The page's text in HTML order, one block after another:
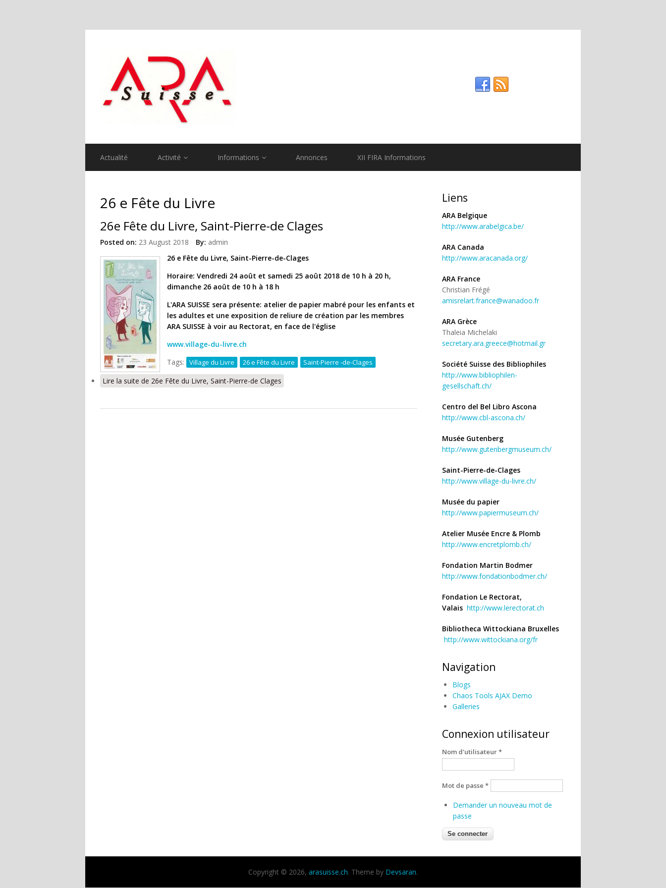
Actualité Activité Informations Annonces XII FIRA Informations
26 e Fête du Livre
26e Fête du Livre, Saint-Pierre-de Clages
Posted on: 23 August 2018 By: admin
26 e Fête du Livre, Saint-Pierre-de-Clages
Horaire: Vendredi 24 août et samedi 25 août 2018 de 10 h à 20 h,
dimanche 26 août de 10 h à 18 h
L'ARA SUISSE sera présente: atelier de papier mabré pour les enfants et
les adultes et une exposition de reliure de création par les membres
ARA SUISSE à voir au Rectorat, en face de l'église
www.village-du-livre.ch
Tags:
Village du Livre 26 e Fête du Livre Saint-Pierre -de-Clages
Lire la suite de 26e Fête du Livre, Saint-Pierre-de Clages
Liens
ARA Belgique
http://www.arabelgica.be/
ARA Canada
http://www.aracanada.org/
ARA France
Christian Frégé
amisrelart.france@wanadoo.fr
ARA Grèce
Thaleia Michelaki
secretary.ara.greece@hotmail.gr
Société Suisse des Bibliophiles
http://www.bibliophilen-
gesellschaft.ch/
Centro del Bel Libro Ascona
http://www.cbl-ascona.ch/
Musée Gutenberg
http://www.gutenbergmuseum.ch/
Saint-Pierre-de-Clages
http://www.village-du-livre.ch/
Musée du papier
http://www.papiermuseum.ch/
Atelier Musée Encre & Plomb
http://www.encretplomb.ch/
Fondation Martin Bodmer
http://www.fondationbodmer.ch/
Fondation Le Rectorat,
Valais http://www.lerectorat.ch
Bibliotheca Wittockiana Bruxelles
http://www.wittockiana.org/fr
Navigation
Blogs
Chaos Tools AJAX Demo
Galleries
Connexion utilisateur
Nom d'utilisateur*
Mot de passe *
Demander un nouveau mot de
passe
Copyright © 2026, arasuisse.ch. Theme by Devsaran.